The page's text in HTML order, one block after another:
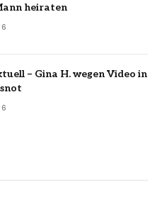
heiraten
– Gina H. wegen Video in